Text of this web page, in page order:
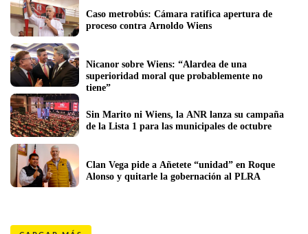
Caso metrobús: Cámara ratifica apertura de
proceso contra Arnoldo Wiens
Nicanor sobre Wiens: “Alardea de una
superioridad moral que probablemente no
tiene”
Sin Marito ni Wiens, la ANR lanza su campaña
de la Lista 1 para las municipales de octubre
Clan Vega pide a Añetete “unidad” en Roque
Alonso y quitarle la gobernación al PLRA